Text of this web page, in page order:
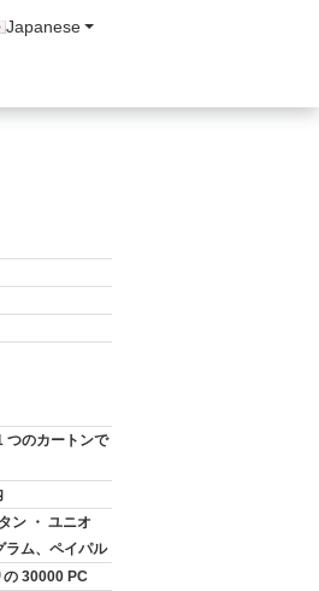
Japanese
つのカートンで
ン ・ ユニオ
ラム、ペイパル
の 30000 PC